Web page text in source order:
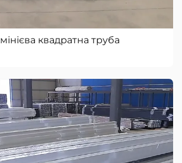
квадратна труба